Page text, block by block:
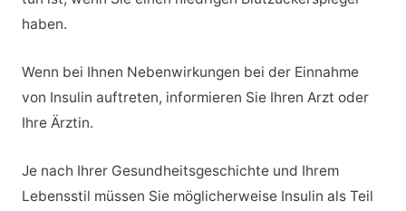
haben.
Wenn bei Ihnen Nebenwirkungen bei der Einnahme
von Insulin auftreten, informieren Sie Ihren Arzt oder
Ihre Ärztin.
Je nach Ihrer Gesundheitsgeschichte und Ihrem
Lebensstil müssen Sie möglicherweise Insulin als Teil